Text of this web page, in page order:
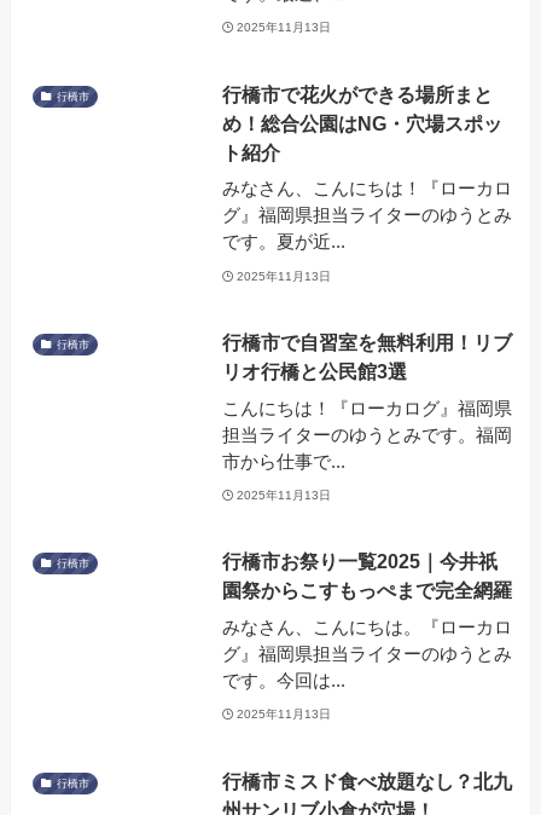
2025年11月13日
行橋市
行橋市で花火ができる場所まと
め！総合公園はNG・穴場スポッ
ト紹介
みなさん、こんにちは！『ローカロ
グ』福岡県担当ライターのゆうとみ
です。夏が近...
2025年11月13日
行橋市
行橋市で自習室を無料利用！リブ
リオ行橋と公民館3選
こんにちは！『ローカログ』福岡県
担当ライターのゆうとみです。福岡
市から仕事で...
2025年11月13日
行橋市
行橋市お祭り一覧2025｜今井祇
園祭からこすもっぺまで完全網羅
みなさん、こんにちは。『ローカロ
グ』福岡県担当ライターのゆうとみ
です。今回は...
2025年11月13日
行橋市
行橋市ミスド食べ放題なし？北九
州サンリブ小倉が穴場！